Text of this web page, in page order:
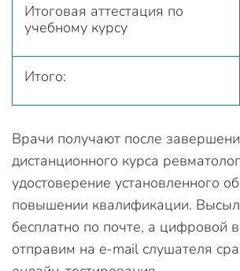
Итоговая аттестация по
учебному курсу
Итого:
Врачи получают после
дистанционного курса
удостоверение установленного
повышении квалификации.
бесплатно по почте, а цифровой
отправим на e-mail слушателя